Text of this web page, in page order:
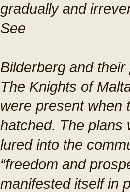
gradually and
See
Bilderberg and their
The Knights of
were present when
hatched. The plans
lured into the
“freedom and
manifested itself in